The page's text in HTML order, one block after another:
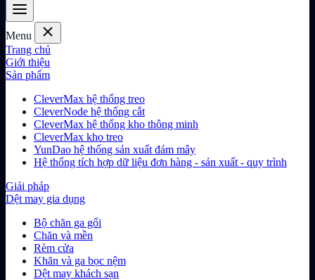
Menu
Trang chủ
Giới thiệu
Sản phẩm
CleverMax hệ thống treo
CleverNode hệ thống cắt
CleverMax hệ thống kho thông minh
CleverMax kho treo
YunDao hệ thống sản xuất đám mây
Hệ thống tích hợp dữ liệu đơn hàng - sản xuất - quy trình
Giải pháp
Dệt may gia dụng
Bộ chăn ga gối
Chăn và mền
Rèm cửa
Khăn và ga bọc nệm
Dệt may khách sạn